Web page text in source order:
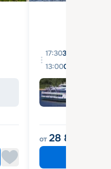
17:3031 августа
13:0004 сентября
от 28 800